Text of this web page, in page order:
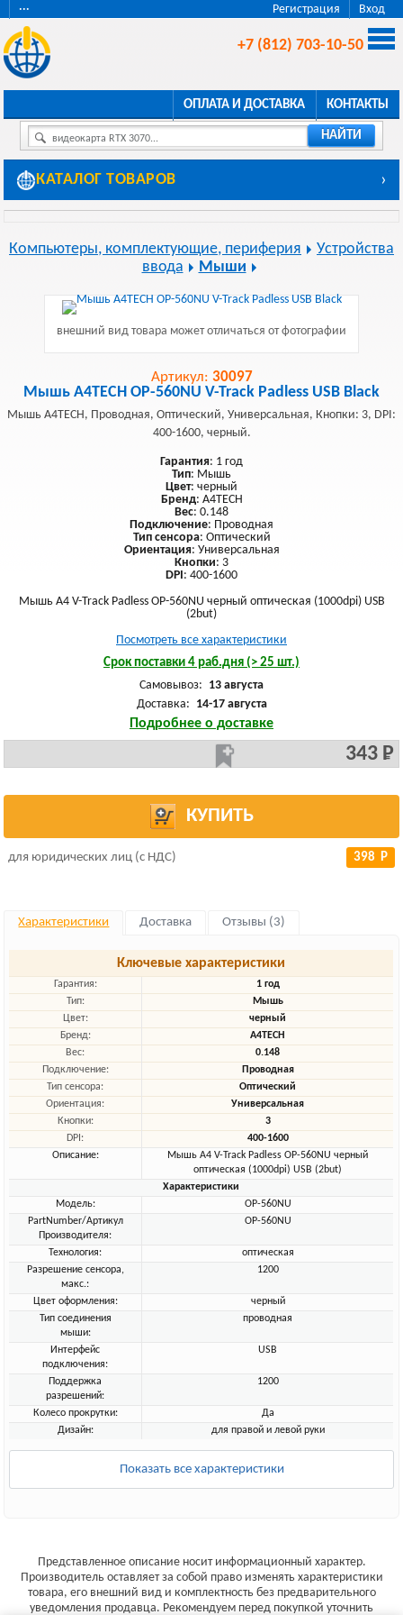
Регистрация Вход
···
+7 (812) 703-10-50
ОПЛАТА И ДОСТАВКА КОНТАКТЫ
видеокарта RTX 3070... НАЙТИ
КАТАЛОГ ТОВАРОВ ›
Компьютеры, комплектующие, периферия
Устройства
ввода
Мыши
внешний вид товара может отличаться от фотографии
Артикул: 30097
Мышь A4TECH OP-560NU V-Track Padless USB Black
Мышь A4TECH, Проводная, Оптический, Универсальная, Кнопки: 3, DPI:
400-1600, черный.
Гарантия: 1 год
Тип: Мышь
Цвет: черный
Бренд: A4TECH
Вес: 0.148
Подключение: Проводная
Тип сенсора: Оптический
Ориентация: Универсальная
Кнопки: 3
DPI: 400-1600
Мышь A4 V-Track Padless OP-560NU черный оптическая (1000dpi) USB
(2but)
Посмотреть все характеристики
Срок поставки 4 раб.дня (> 25 шт.)
Самовывоз: 13 августа
Доставка: 14-17 августа
Подробнее о доставке
343 Р
КУПИТЬ
для юридических лиц (с НДС) 398 Р
Характеристики Доставка Отзывы (3)
Ключевые характеристики
Гарантия:
1 год
Тип:
Мышь
Цвет:
черный
Бренд:
A4TECH
Вес:
0.148
Подключение:
Проводная
Тип сенсора:
Оптический
Ориентация:
Универсальная
Кнопки:
3
DPI:
400-1600
Описание:
Мышь A4 V-Track Padless OP-560NU черный
оптическая (1000dpi) USB (2but)
Характеристики
Модель:
OP-560NU
PartNumber/Артикул
Производителя:
OP-560NU
Технология:
оптическая
Разрешение сенсора,
макс.:
1200
Цвет оформления:
черный
Тип соединения
мыши:
проводная
Интерфейс
подключения:
USB
Поддержка
разрешений:
1200
Колесо прокрутки:
Да
Дизайн:
для правой и левой руки
Показать все характеристики
Представленное описание носит информационный характер.
Производитель оставляет за собой право изменять характеристики
товара, его внешний вид и комплектность без предварительного
уведомления продавца. Рекомендуем перед покупкой уточнить